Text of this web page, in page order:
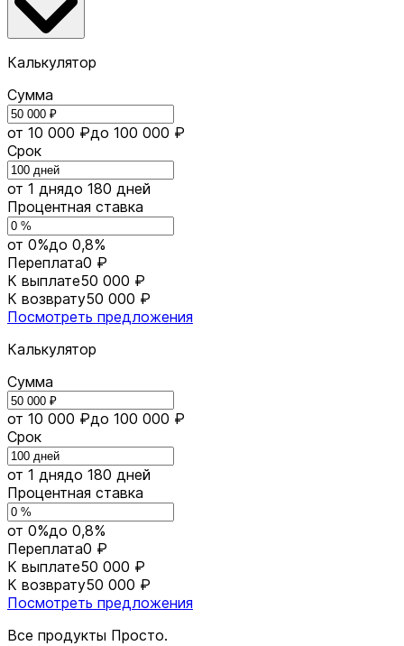
Калькулятор
Сумма
от 10 000 ₽до 100 000 ₽
Срок
от 1 днядо 180 дней
Процентная ставка
от 0%до 0,8%
Переплата0 ₽
К выплате50 000 ₽
К возврату50 000 ₽
Посмотреть предложения
Калькулятор
Сумма
от 10 000 ₽до 100 000 ₽
Срок
от 1 днядо 180 дней
Процентная ставка
от 0%до 0,8%
Переплата0 ₽
К выплате50 000 ₽
К возврату50 000 ₽
Посмотреть предложения
Все продукты Просто.